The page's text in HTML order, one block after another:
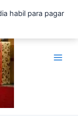
habil para pagar